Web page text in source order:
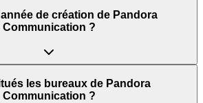
de création de Pandora
Communication ?
les bureaux de Pandora
Communication ?